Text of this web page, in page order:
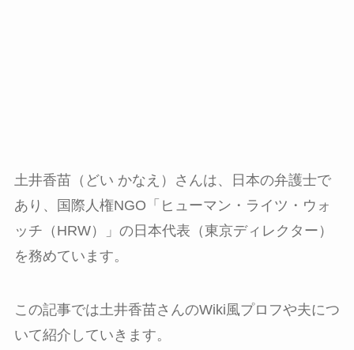
土井香苗（どい かなえ）さんは、日本の弁護士で
あり、国際人権NGO「ヒューマン・ライツ・ウォ
ッチ（HRW）」の日本代表（東京ディレクター）
を務めています。
この記事では土井香苗さんのWiki風プロフや夫につ
いて紹介していきます。